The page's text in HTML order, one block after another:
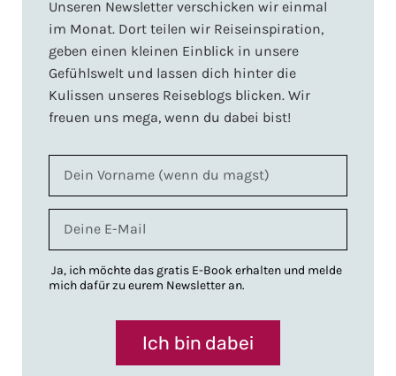
Unseren Newsletter verschicken wir einmal
im Monat. Dort teilen wir Reiseinspiration,
geben einen kleinen Einblick in unsere
Gefühlswelt und lassen dich hinter die
Kulissen unseres Reiseblogs blicken. Wir
freuen uns mega, wenn du dabei bist!
Ja, ich möchte das gratis E-Book erhalten und melde
mich dafür zu eurem Newsletter an.
Ich bin dabei